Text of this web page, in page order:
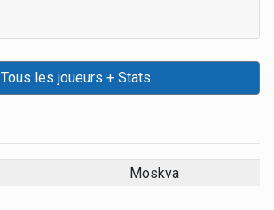
Tous les joueurs + Stats
Moskva